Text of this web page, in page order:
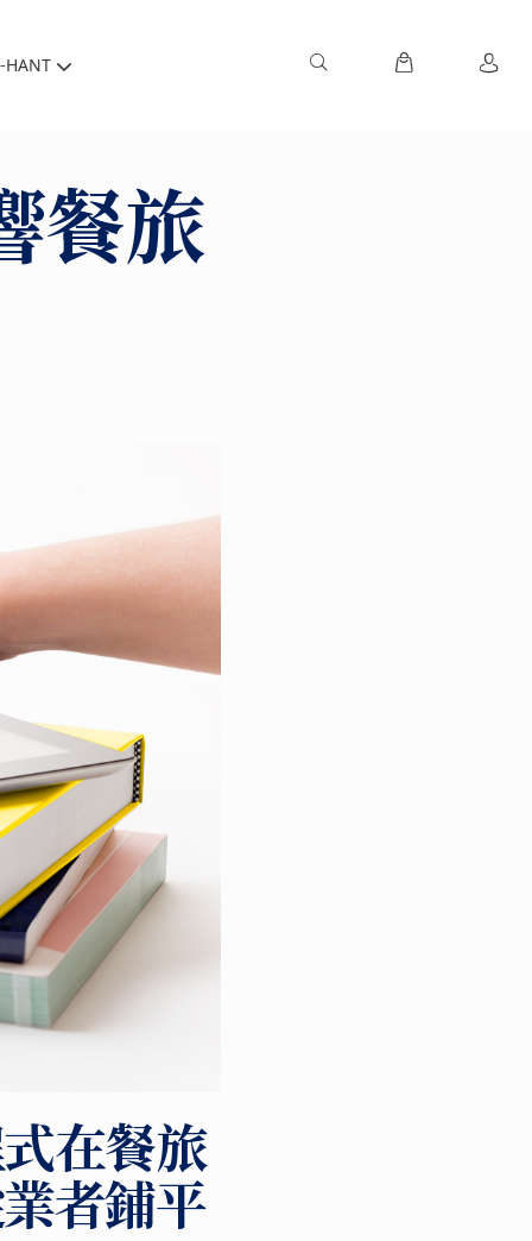
HANT
餐旅
在餐旅
者鋪平